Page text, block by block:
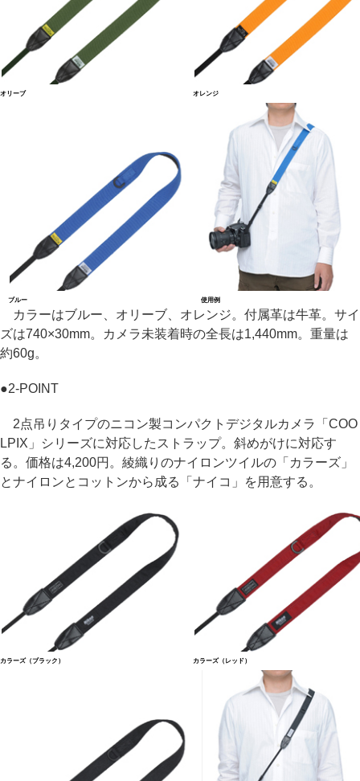
オリーブ オレンジ
ブルー 使用例
カラーはブルー、オリーブ、オレンジ。付属革は牛革。サイ
ズは740×30mm。カメラ未装着時の全長は1,440mm。重量は
約60g。
●2-POINT
2点吊りタイプのニコン製コンパクトデジタルカメラ「COO
LPIX」シリーズに対応したストラップ。斜めがけに対応す
る。価格は4,200円。綾織りのナイロンツイルの「カラーズ」
とナイロンとコットンから成る「ナイコ」を用意する。
カラーズ（ブラック） カラーズ（レッド）